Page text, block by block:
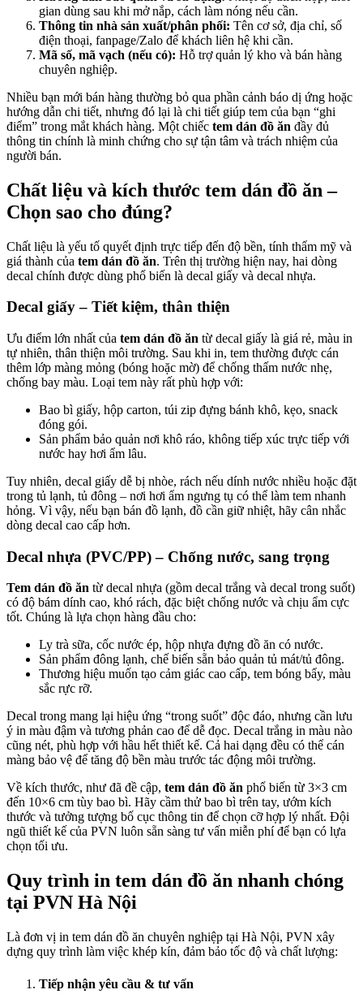
gian dùng sau khi mở nắp, cách làm nóng nếu cần.
Thông tin nhà sản xuất/phân phối: Tên cơ sở, địa chỉ, số
điện thoại, fanpage/Zalo để khách liên hệ khi cần.
Mã số, mã vạch (nếu có): Hỗ trợ quản lý kho và bán hàng
chuyên nghiệp.
Nhiều bạn mới bán hàng thường bỏ qua phần cảnh báo dị ứng hoặc
hướng dẫn chi tiết, nhưng đó lại là chi tiết giúp tem của bạn “ghi
điểm” trong mắt khách hàng. Một chiếc tem dán đồ ăn đầy đủ
thông tin chính là minh chứng cho sự tận tâm và trách nhiệm của
người bán.
Chất liệu và kích thước tem dán đồ ăn –
Chọn sao cho đúng?
Chất liệu là yếu tố quyết định trực tiếp đến độ bền, tính thẩm mỹ và
giá thành của tem dán đồ ăn. Trên thị trường hiện nay, hai dòng
decal chính được dùng phổ biến là decal giấy và decal nhựa.
Decal giấy – Tiết kiệm, thân thiện
Ưu điểm lớn nhất của tem dán đồ ăn từ decal giấy là giá rẻ, màu in
tự nhiên, thân thiện môi trường. Sau khi in, tem thường được cán
thêm lớp màng mỏng (bóng hoặc mờ) để chống thấm nước nhẹ,
chống bay màu. Loại tem này rất phù hợp với:
Bao bì giấy, hộp carton, túi zip đựng bánh khô, kẹo, snack
đóng gói.
Sản phẩm bảo quản nơi khô ráo, không tiếp xúc trực tiếp với
nước hay hơi ẩm lâu.
Tuy nhiên, decal giấy dễ bị nhòe, rách nếu dính nước nhiều hoặc đặt
trong tủ lạnh, tủ đông – nơi hơi ẩm ngưng tụ có thể làm tem nhanh
hỏng. Vì vậy, nếu bạn bán đồ lạnh, đồ cần giữ nhiệt, hãy cân nhắc
dòng decal cao cấp hơn.
Decal nhựa (PVC/PP) – Chống nước, sang trọng
Tem dán đồ ăn từ decal nhựa (gồm decal trắng và decal trong suốt)
có độ bám dính cao, khó rách, đặc biệt chống nước và chịu ẩm cực
tốt. Chúng là lựa chọn hàng đầu cho:
Ly trà sữa, cốc nước ép, hộp nhựa đựng đồ ăn có nước.
Sản phẩm đông lạnh, chế biến sẵn bảo quản tủ mát/tủ đông.
Thương hiệu muốn tạo cảm giác cao cấp, tem bóng bẩy, màu
sắc rực rỡ.
Decal trong mang lại hiệu ứng “trong suốt” độc đáo, nhưng cần lưu
ý in màu đậm và tương phản cao để dễ đọc. Decal trắng in màu nào
cũng nét, phù hợp với hầu hết thiết kế. Cả hai dạng đều có thể cán
màng bảo vệ để tăng độ bền màu trước tác động môi trường.
Về kích thước, như đã đề cập, tem dán đồ ăn phổ biến từ 3×3 cm
đến 10×6 cm tùy bao bì. Hãy cầm thử bao bì trên tay, ướm kích
thước và tưởng tượng bố cục thông tin để chọn cỡ hợp lý nhất. Đội
ngũ thiết kế của PVN luôn sẵn sàng tư vấn miễn phí để bạn có lựa
chọn tối ưu.
Quy trình in tem dán đồ ăn nhanh chóng
tại PVN Hà Nội
Là đơn vị in tem dán đồ ăn chuyên nghiệp tại Hà Nội, PVN xây
dựng quy trình làm việc khép kín, đảm bảo tốc độ và chất lượng:
Tiếp nhận yêu cầu & tư vấn